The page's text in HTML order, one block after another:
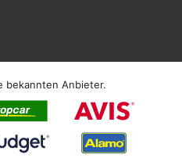
bekannten Anbieter.